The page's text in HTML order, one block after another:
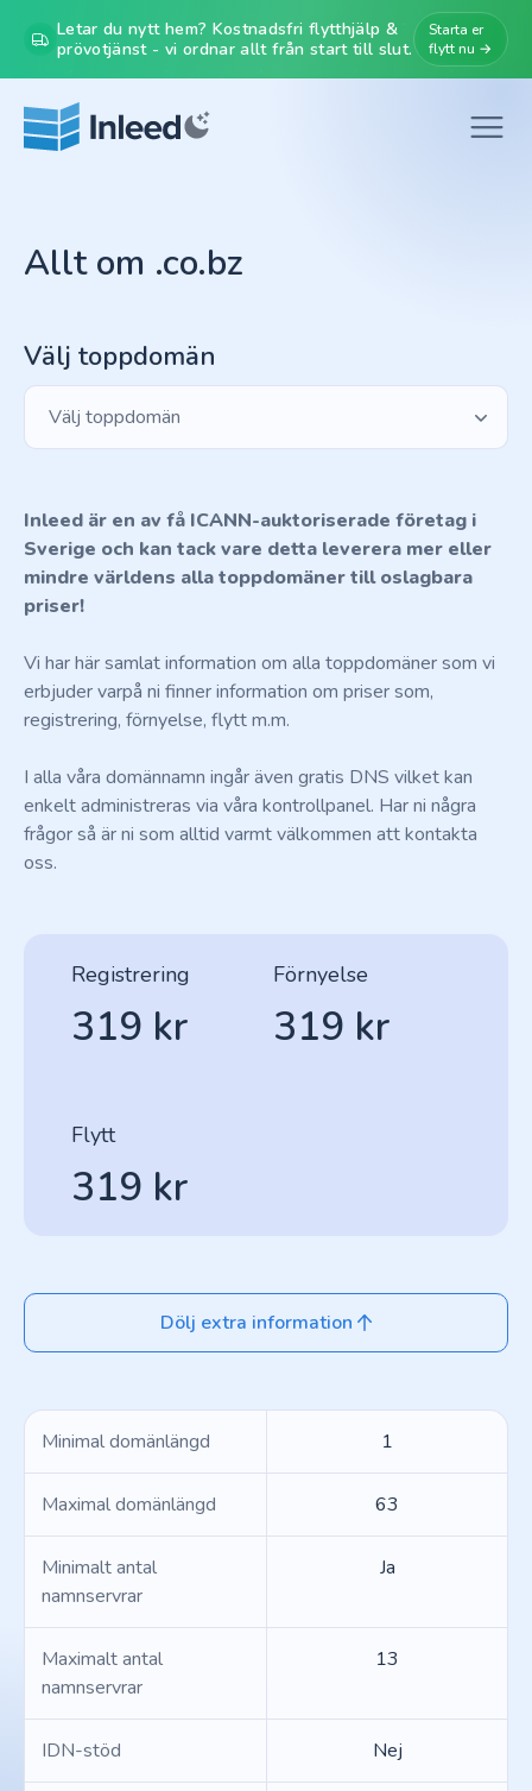
Letar du nytt hem? Kostnadsfri flytthjälp &
prövotjänst - vi ordnar allt från start till slut.
Starta er
flytt nu →
Allt om .co.bz
Välj toppdomän
Välj toppdomän
Inleed är en av få ICANN-auktoriserade företag i
Sverige och kan tack vare detta leverera mer eller
mindre världens alla toppdomäner till oslagbara
priser!
Vi har här samlat information om alla toppdomäner som vi
erbjuder varpå ni finner information om priser som,
registrering, förnyelse, flytt m.m.
I alla våra domännamn ingår även gratis DNS vilket kan
enkelt administreras via våra kontrollpanel. Har ni några
frågor så är ni som alltid varmt välkommen att kontakta
oss.
Registrering
319 kr
Förnyelse
319 kr
Flytt
319 kr
Dölj extra information
Minimal domänlängd 1
Maximal domänlängd 63
Minimalt antal
namnservrar
Ja
Maximalt antal
namnservrar
13
IDN-stöd Nej